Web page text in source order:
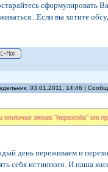
сформулировать
вы хотите
03.01.2011, 14:46 |
отличие этого "перехода" от
день переживаем и
себя истинного. И наша